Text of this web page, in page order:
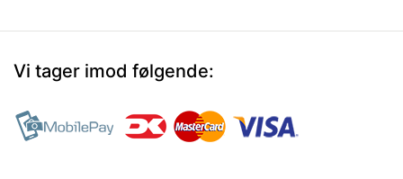
Vi tager imod følgende: